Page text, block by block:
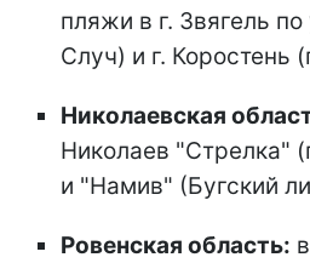
пляжи в г. Звягель по
Случ) и г. Коростень
Николаевская
Николаев "Стрелка"
и "Намив" (Бугский
Ровенская область: